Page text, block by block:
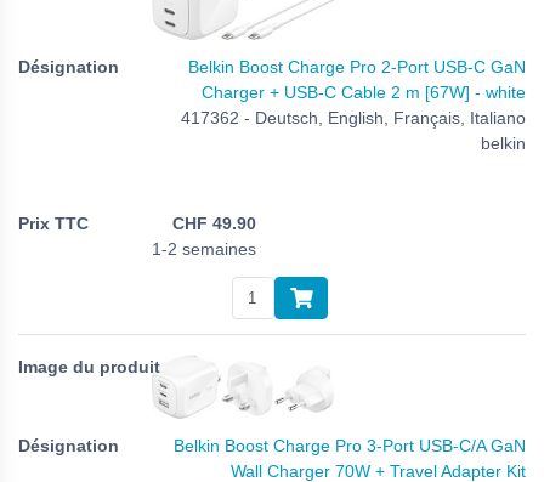
Belkin Boost Charge Pro 2-Port USB-C GaN
Charger + USB-C Cable 2 m [67W] - white
417362 - Deutsch, English, Français, Italiano
belkin
CHF 49.90
1-2 semaines
Belkin Boost Charge Pro 3-Port USB-C/A GaN
Wall Charger 70W + Travel Adapter Kit